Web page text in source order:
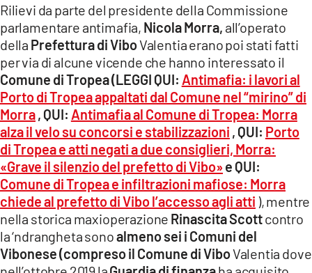
Rilievi da parte del presidente della Commissione
parlamentare antimafia, Nicola Morra, all’operato
della Prefettura di ViboValentia erano poi stati fatti
per via di alcune vicende che hanno interessato il
Comune di Tropea(LEGGI QUI: Antimafia: i lavori al
Porto di Tropea appaltati dal Comune nel “mirino” di
Morra, QUI: Antimafia al Comune di Tropea: Morra
alza il velo su concorsi e stabilizzazioni , QUI: Porto
di Tropea e atti negati a due consiglieri, Morra:
«Grave il silenzio del prefetto di Vibo»e QUI:
Comune di Tropea e infiltrazioni mafiose: Morra
chiede al prefetto di Vibo l’accesso agli atti ), mentre
nella storica maxioperazione Rinascita Scottcontro
la ‘ndrangheta sonoalmeno sei i Comuni del
Vibonese(compreso il Comune di ViboValentia dove